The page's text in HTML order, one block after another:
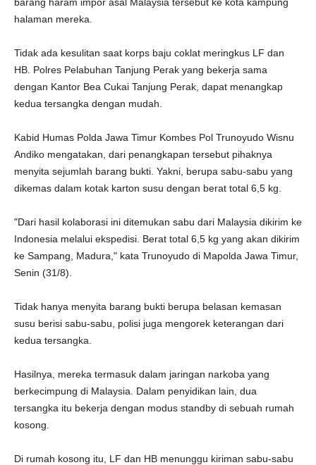
halaman mereka.
Tidak ada kesulitan saat korps baju coklat meringkus LF dan
HB. Polres Pelabuhan Tanjung Perak yang bekerja sama
dengan Kantor Bea Cukai Tanjung Perak, dapat menangkap
kedua tersangka dengan mudah.
Kabid Humas Polda Jawa Timur Kombes Pol Trunoyudo Wisnu
Andiko mengatakan, dari penangkapan tersebut pihaknya
menyita sejumlah barang bukti. Yakni, berupa sabu-sabu yang
dikemas dalam kotak karton susu dengan berat total 6,5 kg.
"Dari hasil kolaborasi ini ditemukan sabu dari Malaysia dikirim ke
Indonesia melalui ekspedisi. Berat total 6,5 kg yang akan dikirim
ke Sampang, Madura," kata Trunoyudo di Mapolda Jawa Timur,
Senin (31/8).
Tidak hanya menyita barang bukti berupa belasan kemasan
susu berisi sabu-sabu, polisi juga mengorek keterangan dari
kedua tersangka.
Hasilnya, mereka termasuk dalam jaringan narkoba yang
berkecimpung di Malaysia. Dalam penyidikan lain, dua
tersangka itu bekerja dengan modus standby di sebuah rumah
kosong.
Di rumah kosong itu, LF dan HB menunggu kiriman sabu-sabu